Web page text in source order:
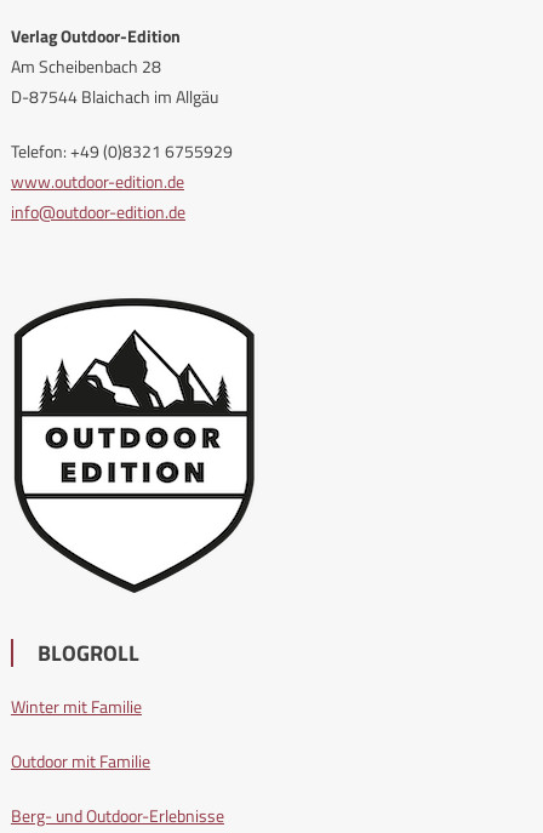
Verlag Outdoor-Edition
Am Scheibenbach 28
D-87544 Blaichach im Allgäu
Telefon: +49 (0)8321 6755929
www.outdoor-edition.de
info@outdoor-edition.de
BLOGROLL
Winter mit Familie
Outdoor mit Familie
Berg- und Outdoor-Erlebnisse